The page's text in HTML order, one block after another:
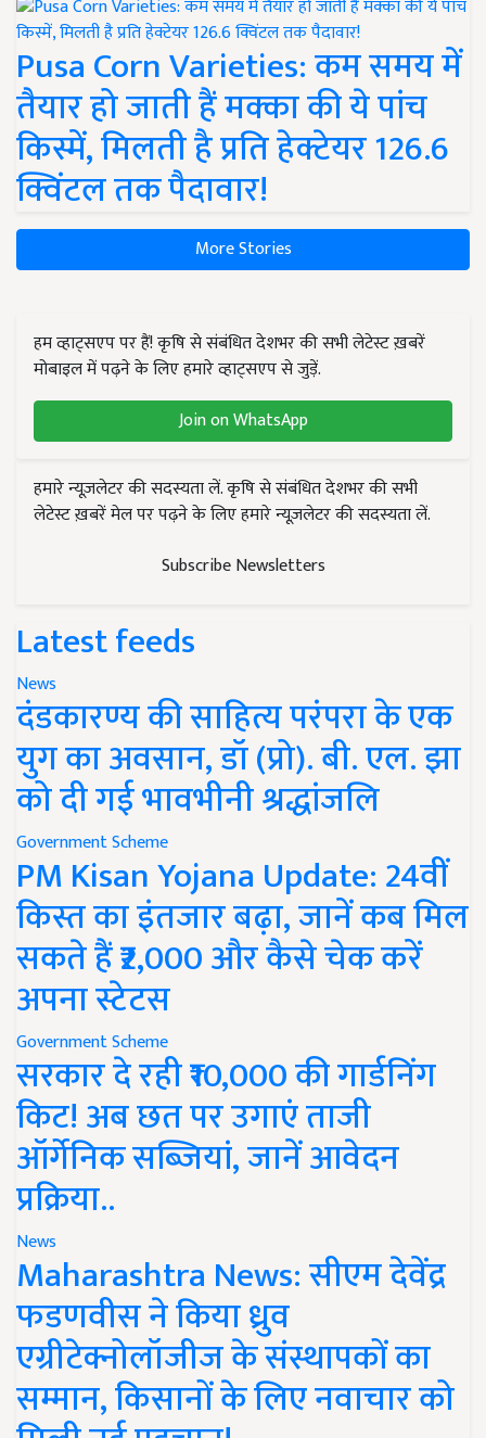
Pusa Corn Varieties: कम समय में
तैयार हो जाती हैं मक्का की ये पांच
किस्में, मिलती है प्रति हेक्टेयर 126.6
क्विंटल तक पैदावार!
More Stories
हम व्हाट्सएप पर हैं! कृषि से संबंधित देशभर की सभी लेटेस्ट ख़बरें
मोबाइल में पढ़ने के लिए हमारे व्हाट्सएप से जुड़ें.
Join on WhatsApp
हमारे न्यूज़लेटर की सदस्यता लें. कृषि से संबंधित देशभर की सभी
लेटेस्ट ख़बरें मेल पर पढ़ने के लिए हमारे न्यूज़लेटर की सदस्यता लें.
Subscribe Newsletters
Latest feeds
News
दंडकारण्य की साहित्य परंपरा के एक
युग का अवसान, डॉ (प्रो). बी. एल. झा
को दी गई भावभीनी श्रद्धांजलि
Government Scheme
PM Kisan Yojana Update: 24वीं
किस्त का इंतजार बढ़ा, जानें कब मिल
सकते हैं ₹2,000 और कैसे चेक करें
अपना स्टेटस
Government Scheme
सरकार दे रही ₹10,000 की गार्डनिंग
किट! अब छत पर उगाएं ताजी
ऑर्गेनिक सब्जियां, जानें आवेदन
प्रक्रिया..
News
Maharashtra News: सीएम देवेंद्र
फडणवीस ने किया ध्रुव
एग्रीटेक्नोलॉजीज के संस्थापकों का
सम्मान, किसानों के लिए नवाचार को